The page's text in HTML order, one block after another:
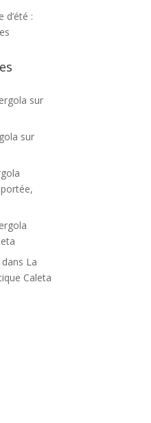
d’été :
sur
sur
dans La
Caleta